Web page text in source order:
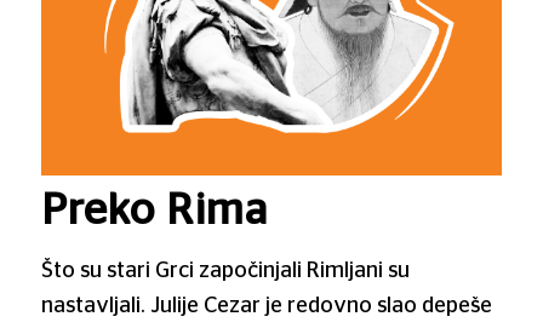
Preko Rima
Što su stari Grci započinjali Rimljani su
nastavljali. Julije Cezar je redovno slao depeše